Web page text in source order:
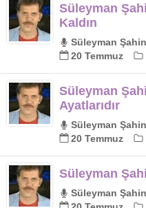
Süleyman
Kaldın
Süleyman
20 Temmuz
Süleyman
Ayatlarıdır
Süleyman
20 Temmuz
Süleyman
Süleyman